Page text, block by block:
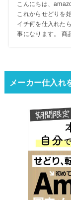
こんにちは、
これからせどりを
イチ何を仕入れた
事になります。 商
メーカー仕入れ